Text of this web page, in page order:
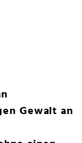
Gewalt an